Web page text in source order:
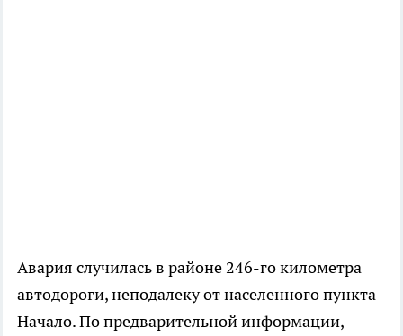
Авария случилась в районе 246-го километра
автодороги, неподалеку от населенного пункта
Начало. По предварительной информации,